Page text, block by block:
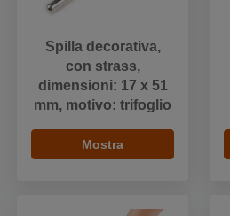
Spilla decorativa,
con strass,
dimensioni: 17 x 51
mm, motivo: trifoglio
Mostra